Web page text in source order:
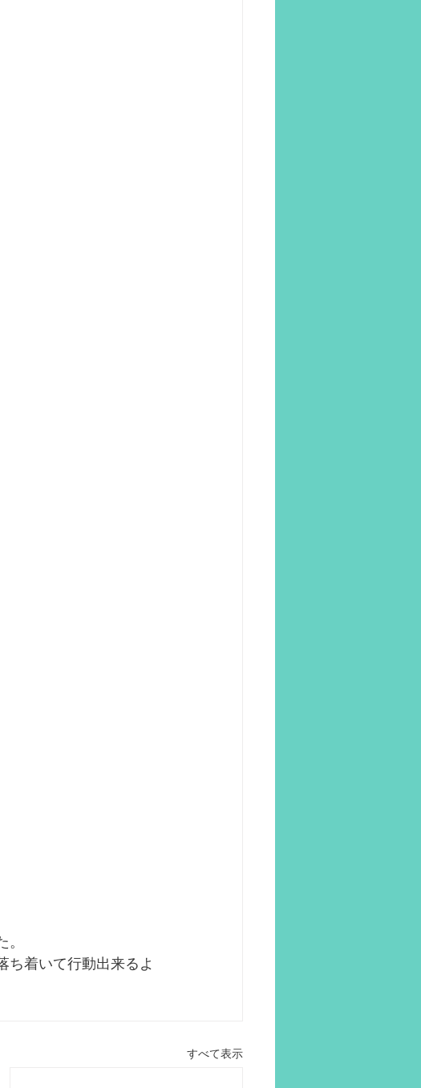
ち着いて行動出来るよ
すべて表示